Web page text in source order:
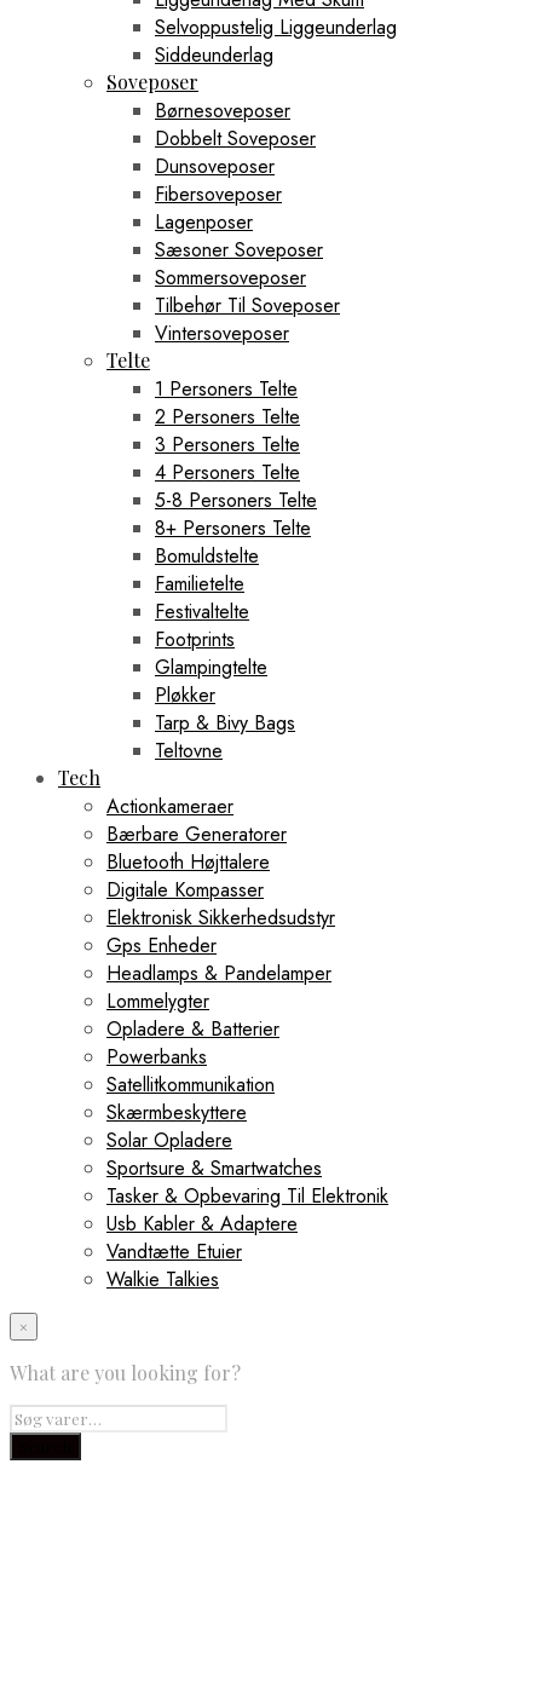
Selvoppustelig Liggeunderlag
Siddeunderlag
Soveposer
Børnesoveposer
Dobbelt Soveposer
Dunsoveposer
Fibersoveposer
Lagenposer
Sæsoner Soveposer
Sommersoveposer
Tilbehør Til Soveposer
Vintersoveposer
Telte
1 Personers Telte
2 Personers Telte
3 Personers Telte
4 Personers Telte
5-8 Personers Telte
8+ Personers Telte
Bomuldstelte
Familietelte
Festivaltelte
Footprints
Glampingtelte
Pløkker
Tarp & Bivy Bags
Teltovne
Tech
Actionkameraer
Bærbare Generatorer
Bluetooth Højttalere
Digitale Kompasser
Elektronisk Sikkerhedsudstyr
Gps Enheder
Headlamps & Pandelamper
Lommelygter
Opladere & Batterier
Powerbanks
Satellitkommunikation
Skærmbeskyttere
Solar Opladere
Sportsure & Smartwatches
Tasker & Opbevaring Til Elektronik
Usb Kabler & Adaptere
Vandtætte Etuier
Walkie Talkies
×
What are you looking for?